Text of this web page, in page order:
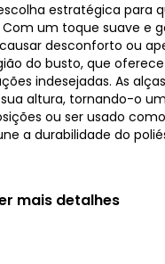
estratégica para
um toque suave e
desconforto ou
do busto, que
indesejadas. As
altura, tornando-o
ou ser usado
a durabilidade do
mais detalhes